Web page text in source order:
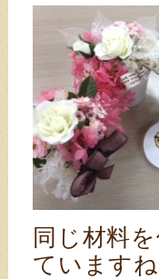
同じ材料
ています